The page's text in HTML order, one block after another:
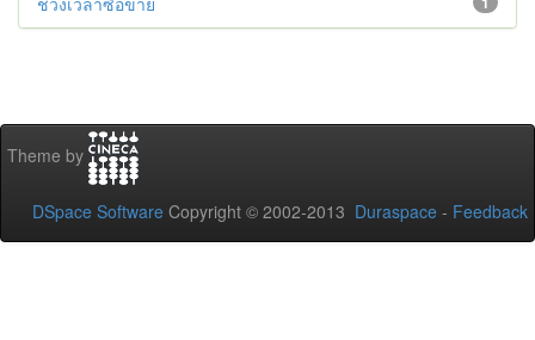
Theme by
DSpace Software Copyright © 2002-2013 Duraspace - Feedback